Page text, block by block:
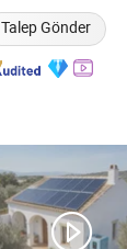
Talep Gönder